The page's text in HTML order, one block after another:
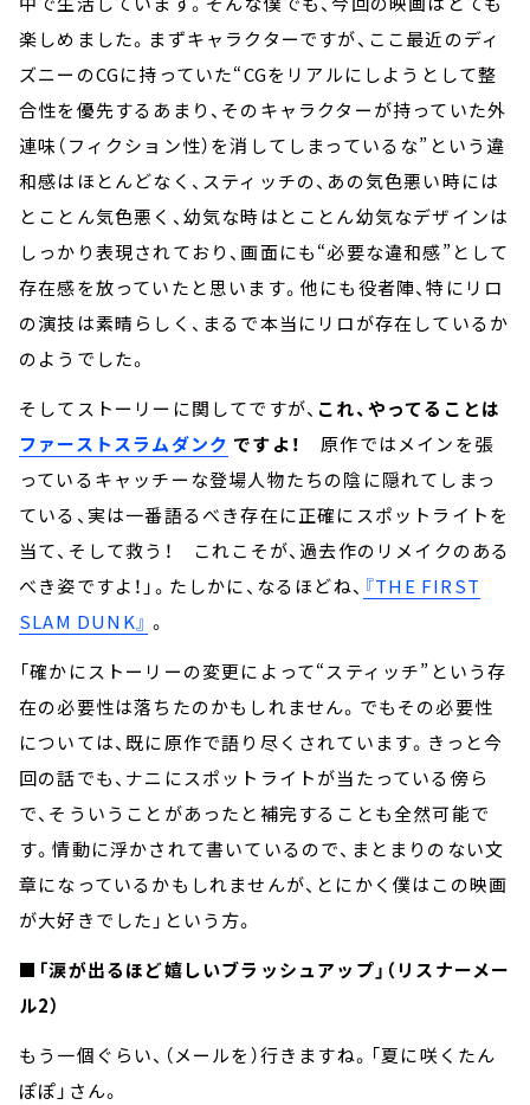
楽しめました。まずキャラクターですが、ここ最近のディ
ズニーのCGに持っていた“CGをリアルにしようとして整
合性を優先するあまり、そのキャラクターが持っていた外
連味（フィクション性）を消してしまっているな”という違
和感はほとんどなく、スティッチの、あの気色悪い時には
とことん気色悪く、幼気な時はとことん幼気なデザインは
しっかり表現されており、画面にも“必要な違和感”として
存在感を放っていたと思います。他にも役者陣、特にリロ
の演技は素晴らしく、まるで本当にリロが存在しているか
のようでした。
そしてストーリーに関してですが、 これ、やってることは
ファーストスラムダンク ですよ！
原作ではメインを張
っているキャッチーな登場人物たちの陰に隠れてしまっ
ている、実は一番語るべき存在に正確にスポットライトを
当て、そして救う！ これこそが、過去作のリメイクのある
べき姿ですよ！」。たしかに、なるほどね、 『THE FIRST
SLAM DUNK』 。
「確かにストーリーの変更によって“スティッチ”という存
在の必要性は落ちたのかもしれません。でもその必要性
については、既に原作で語り尽くされています。きっと今
回の話でも、ナニにスポットライトが当たっている傍ら
で、そういうことがあったと補完することも全然可能で
す。情動に浮かされて書いているので、まとまりのない文
章になっているかもしれませんが、とにかく僕はこの映画
が大好きでした」という方。
■「涙が出るほど嬉しいブラッシュアップ」（リスナーメー
ル2）
もう一個ぐらい、（メールを）行きますね。「夏に咲くたん
ぽぽ」さん。